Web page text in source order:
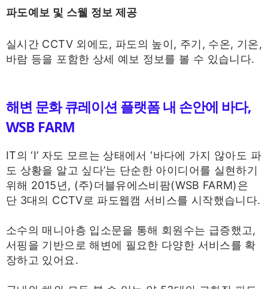
파도예보 및 스웰 정보 제공
실시간 CCTV 외에도, 파도의 높이, 주기, 수온, 기온,
바람 등을 포함한 상세 예보 정보를 볼 수 있습니다.
해변 문화 큐레이션 플랫폼 내 손안에 바다,
WSB FARM
IT의 ‘I’ 자도 모르는 상태에서 ‘바다에 가지 않아도 파
도 상황을 알고 싶다’는 단순한 아이디어를 실현하기
위해 2015년, (주)더블유에스비팜(WSB FARM)은
단 3대의 CCTV로 파도웹캠 서비스를 시작했습니다.
소수의 매니아층 입소문을 통해 회원수는 급증했고,
서핑을 기반으로 해변에 필요한 다양한 서비스를 확
장하고 있어요.